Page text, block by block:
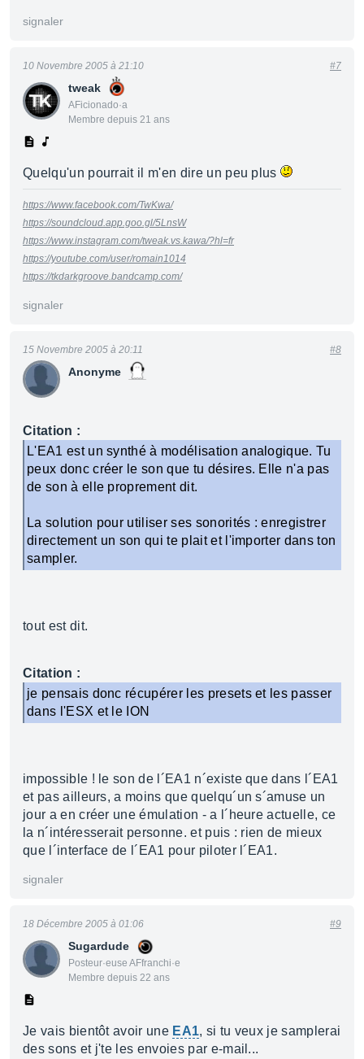
signaler
tweak
AFicionado·a
Membre depuis 21 ans
10 Novembre 2005 à 21:10 #7
Quelqu'un pourrait il m'en dire un peu plus
https://www.facebook.com/TwKwa/
https://soundcloud.app.goo.gl/5LnsW
https://www.instagram.com/tweak.vs.kawa/?hl=fr
https://youtube.com/user/romain1014
https://tkdarkgroove.bandcamp.com/
signaler
Anonyme
15 Novembre 2005 à 20:11 #8
Citation :
L'EA1 est un synthé à modélisation analogique. Tu
peux donc créer le son que tu désires. Elle n'a pas
de son à elle proprement dit.
La solution pour utiliser ses sonorités : enregistrer
directement un son qui te plait et l'importer dans ton
sampler.
tout est dit.
Citation :
je pensais donc récupérer les presets et les passer
dans l'ESX et le ION
impossible ! le son de l´EA1 n´existe que dans l´EA1
et pas ailleurs, a moins que quelqu´un s´amuse un
jour a en créer une émulation - a l´heure actuelle, ce
la n´intéresserait personne. et puis : rien de mieux
que l´interface de l´EA1 pour piloter l´EA1.
signaler
Sugardude
Posteur·euse AFfranchi·e
Membre depuis 22 ans
18 Décembre 2005 à 01:06 #9
Je vais bientôt avoir une EA1, si tu veux je samplerai
des sons et j'te les envoies par e-mail...